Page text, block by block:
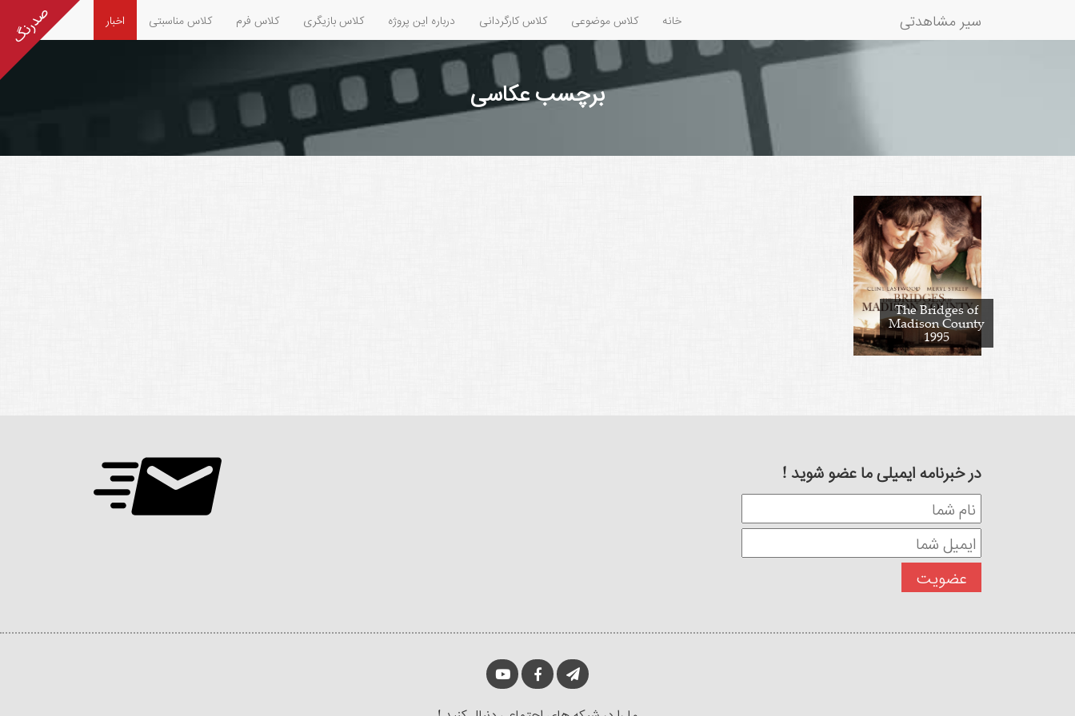
سیر مشاهدتی خانه کلاس موضوعی کلاس کارگردانی درباره این پروژه کلاس بازیگری کلاس فرم کلاس مناسبتی اخبار
برچسب عکاسی
The Bridges of
Madison County
1995
در خبرنامه ایمیلی ما عضو شوید !